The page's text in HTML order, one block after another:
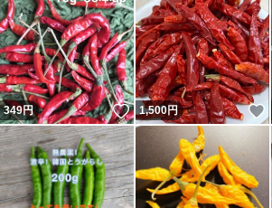
349円 いいね！
1,500円